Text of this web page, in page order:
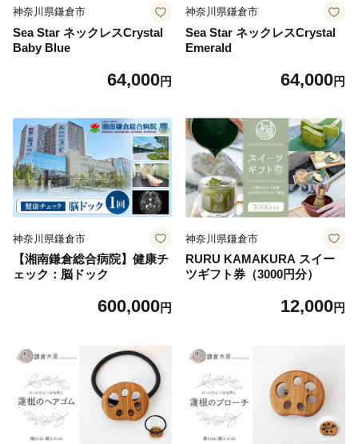
神奈川県鎌倉市
Sea Star ネックレスCrystal
Baby Blue
64,000円
神奈川県鎌倉市
Sea Star ネックレスCrystal
Emerald
64,000円
神奈川県鎌倉市
【湘南鎌倉総合病院】健康チ
ェック：脳ドック
600,000円
神奈川県鎌倉市
RURU KAMAKURA スイー
ツギフト券（3000円分）
12,000円